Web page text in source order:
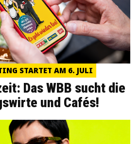
STARTET AM 6. JULI
Das WBB sucht die
und Cafés!